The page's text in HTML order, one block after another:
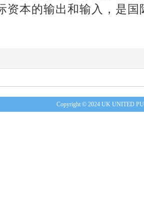
资本的输出和输入，是
Copyright © 2024 UK UNITED